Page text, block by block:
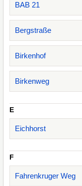
BAB 21
Bergstraße
Birkenhof
Birkenweg
E
Eichhorst
F
Fahrenkruger Weg